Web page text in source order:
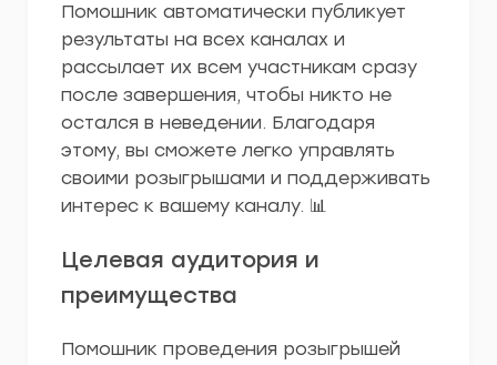
Помошник автоматически публикует
результаты на всех каналах и
рассылает их всем участникам сразу
после завершения, чтобы никто не
остался в неведении. Благодаря
этому, вы сможете легко управлять
своими розыгрышами и поддерживать
интерес к вашему каналу. 📊
Целевая аудитория и
преимущества
Помошник проведения розыгрышей